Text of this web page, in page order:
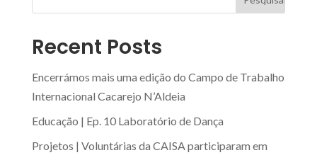
Recent Posts
Encerrámos mais uma edição do Campo de Trabalho
Internacional Cacarejo N’Aldeia
Educação | Ep. 10 Laboratório de Dança
Projetos | Voluntárias da CAISA participaram em